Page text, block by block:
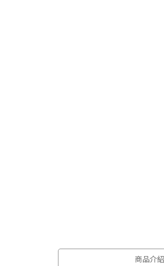
商品介紹